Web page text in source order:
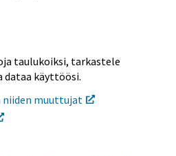
taulukoiksi, tarkastele
dataa käyttöösi.
muuttujat